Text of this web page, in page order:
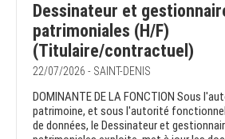
Dessinateur et
patrimoniales (H/F)
(Titulaire/contractuel)
22/07/2026 - SAINT-DENIS
DOMINANTE DE LA FONCTION Sous
patrimoine, et sous l'autorité
de données, le Dessinateur et